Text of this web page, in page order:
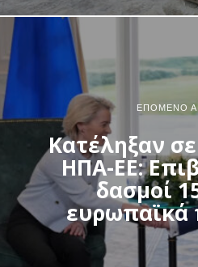
ΕΠΌΜΕΝΟ
Κατέληξαν
ΗΠΑ-ΕΕ:
δασμοί
ευρωπαϊκά